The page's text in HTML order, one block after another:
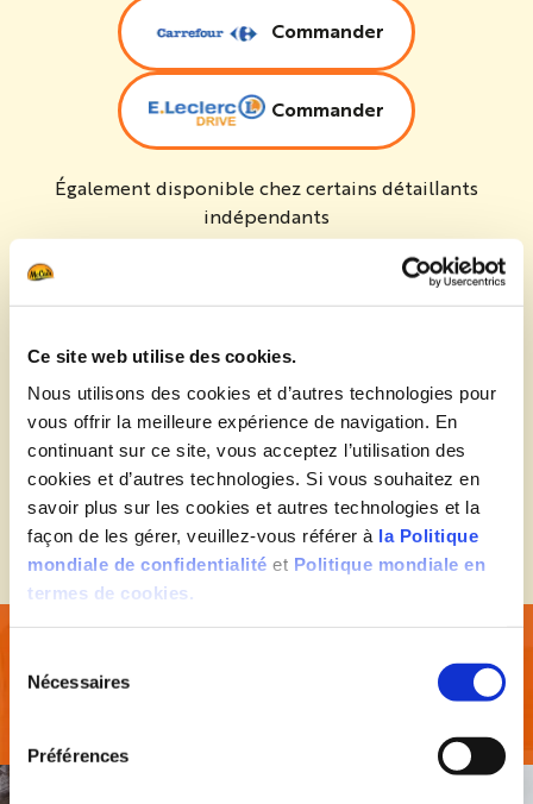
Ce site web utilise des cookies.
Nous utilisons des cookies et d’autres technologies pour
vous offrir la meilleure expérience de navigation. En
continuant sur ce site, vous acceptez l’utilisation des
cookies et d’autres technologies. Si vous souhaitez en
savoir plus sur les cookies et autres technologies et la
façon de les gérer, veuillez-vous référer à la Politique
mondiale de confidentialité et Politique mondiale en
termes de cookies.
Nécessaires
Préférences
Modes de cuisson
Modes de cuisson
Ingrédients
Informations Nutritionnelles
Informations Nutritionnelles
Commander
Commander
Également disponible chez certains détaillants
indépendants
Découvrez nos RECETTES